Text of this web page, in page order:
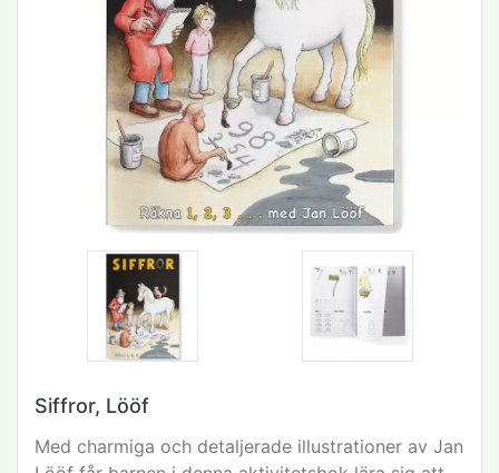
Siffror, Lööf
Med charmiga och detaljerade illustrationer av Jan